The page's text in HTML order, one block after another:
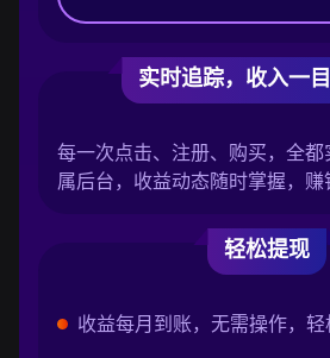
实时追踪，收入一目
每一次点击、注册、购买，全
属后台，收益动态随时掌握，赚
轻松提现
收益每月到账，无需操作，